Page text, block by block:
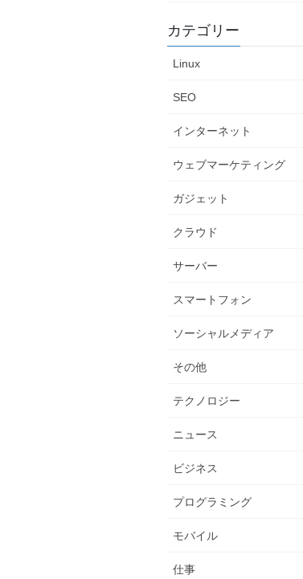
カテゴリー
Linux
SEO
インターネット
ウェブマーケティング
ガジェット
クラウド
サーバー
スマートフォン
ソーシャルメディア
その他
テクノロジー
ニュース
ビジネス
プログラミング
モバイル
仕事